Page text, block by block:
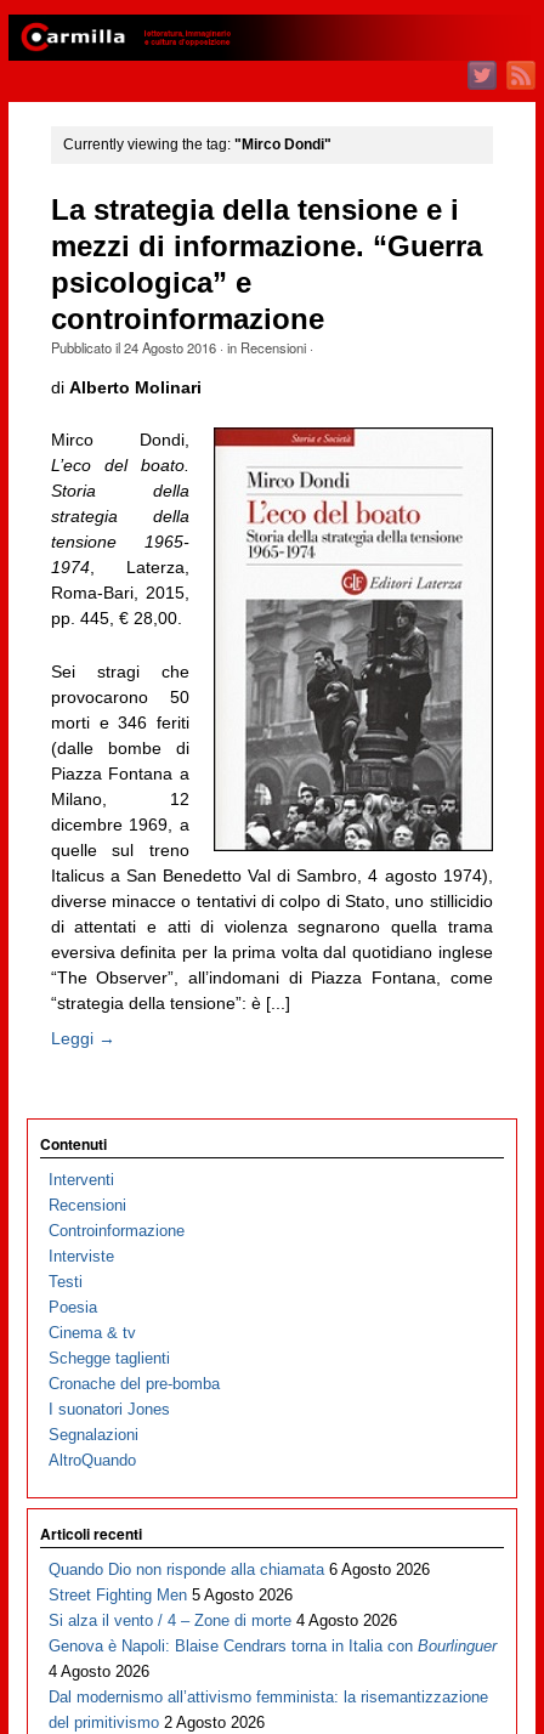
Currently viewing the tag: "Mirco Dondi"
La strategia della tensione e i
mezzi di informazione. “Guerra
psicologica” e
controinformazione
Pubblicato il24 Agosto 2016· in Recensioni·
di Alberto Molinari
Mirco Dondi,
L’eco del boato.
Storia della
strategia della
tensione 1965-
1974, Laterza,
Roma-Bari, 2015,
pp. 445, € 28,00.
Sei stragi che
provocarono 50
morti e 346 feriti
(dalle bombe di
Piazza Fontana a
Milano, 12
dicembre 1969, a
quelle sul treno
Italicus a San Benedetto Val di Sambro, 4 agosto 1974),
diverse minacce o tentativi di colpo di Stato, uno stillicidio
di attentati e atti di violenza segnarono quella trama
eversiva definita per la prima volta dal quotidiano inglese
“The Observer”, all’indomani di Piazza Fontana, come
“strategia della tensione”: è [...]
Leggi →
Contenuti
Interventi
Recensioni
Controinformazione
Interviste
Testi
Poesia
Cinema & tv
Schegge taglienti
Cronache del pre-bomba
I suonatori Jones
Segnalazioni
AltroQuando
Articoli recenti
Quando Dio non risponde alla chiamata 6 Agosto 2026
Street Fighting Men 5 Agosto 2026
Si alza il vento / 4 – Zone di morte 4 Agosto 2026
Genova è Napoli: Blaise Cendrars torna in Italia conBourlinguer
4 Agosto 2026
Dal modernismo all’attivismo femminista: la risemantizzazione
del primitivismo 2 Agosto 2026